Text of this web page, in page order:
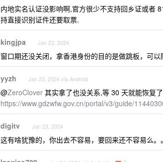
内地实名认证没影响啊,官方很少不支持回乡证或者
持直接识别证件还要取票.
kingjpa Jan 23, 2024
窗口期还没关闭，拿香港身份的目的是做跳板，可
yyzh Jan 23, 2024 via Android
@ZeroClover 其实拿了也没关系,等 30 天就能恢复
https://www.gdzwfw.gov.cn/portal/v3/guide/
digitv Jan 23, 2024
这有啥犹豫的，你出去不容易，要回来还不容易么。。